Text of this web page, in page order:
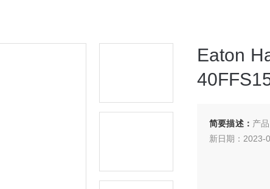
Eaton
简要描述： 产
新日期：2023-